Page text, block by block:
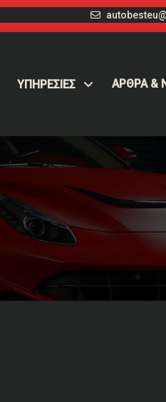
ΥΠΗΡΕΣΙΕΣ ΑΡΘΡΑ &